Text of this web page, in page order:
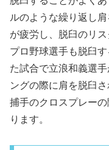
ルのような繰り返し
が疲労し、脱臼のリス
プロ野球選手も脱臼
た試合で立浪和義選
ングの際に肩を脱臼さ
捕手のクロスプレー
ります。